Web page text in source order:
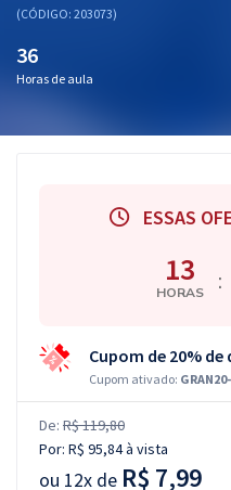
(CÓDIGO: 203073)
36
Horas de aula
ESSAS
13
HORAS :
Cupom de 20%
Cupom ativado:
De: R$ 119,80
Por: R$ 95,84à vista
ou 12x de R$ 7,99